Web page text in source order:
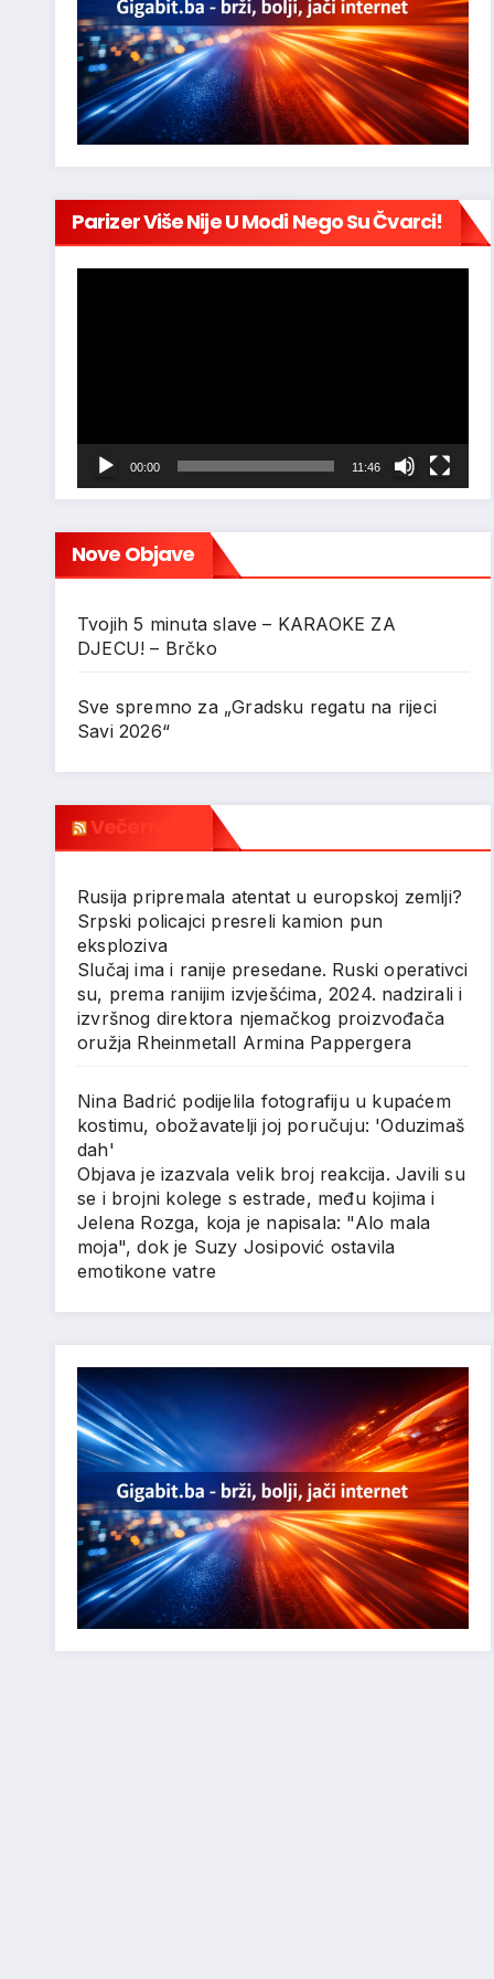
Parizer Više Nije U Modi Nego Su Čvarci!
00:00 11:46
Nove Objave
Tvojih 5 minuta slave – KARAOKE ZA
DJECU! – Brčko
Sve spremno za „Gradsku regatu na rijeci
Savi 2026“
Večernji.hr
Rusija pripremala atentat u europskoj zemlji?
Srpski policajci presreli kamion pun
eksploziva
Slučaj ima i ranije presedane. Ruski operativci
su, prema ranijim izvješćima, 2024. nadzirali i
izvršnog direktora njemačkog proizvođača
oružja Rheinmetall Armina Pappergera
Nina Badrić podijelila fotografiju u kupaćem
kostimu, obožavatelji joj poručuju: 'Oduzimaš
dah'
Objava je izazvala velik broj reakcija. Javili su
se i brojni kolege s estrade, među kojima i
Jelena Rozga, koja je napisala: "Alo mala
moja", dok je Suzy Josipović ostavila
emotikone vatre